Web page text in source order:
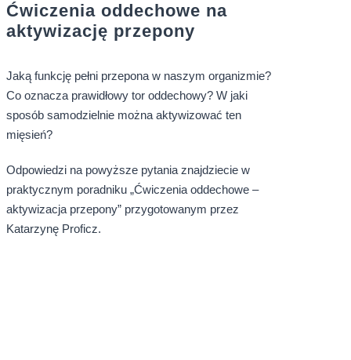
Ćwiczenia oddechowe na
aktywizację przepony
Jaką funkcję pełni przepona w naszym organizmie?
Co oznacza prawidłowy tor oddechowy? W jaki
sposób samodzielnie można aktywizować ten
mięsień?
Odpowiedzi na powyższe pytania znajdziecie w
praktycznym poradniku „Ćwiczenia oddechowe –
aktywizacja przepony” przygotowanym przez
Katarzynę Proficz.